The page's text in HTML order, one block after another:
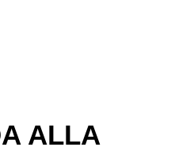
ALLA